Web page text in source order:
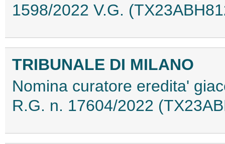
1598/2022 V.G.
TRIBUNALE DI MILANO
Nomina curatore eredita'
R.G. n. 17604/2022